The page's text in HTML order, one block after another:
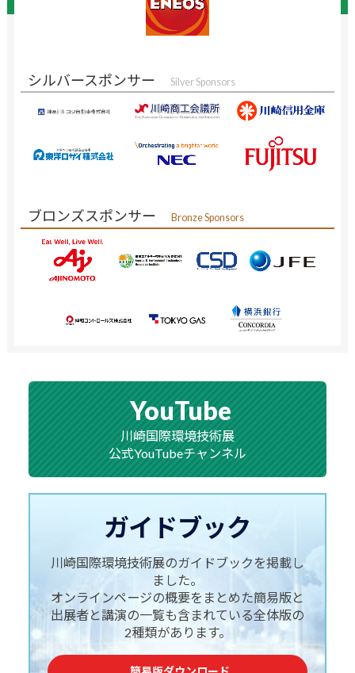
シルバースポンサー Silver Sponsors
ブロンズスポンサー Bronze Sponsors
YouTube
川崎国際環境技術展
公式YouTubeチャンネル
ガイドブック
川崎国際環境技術展のガイドブックを掲載し
ました。
オンラインページの概要をまとめた簡易版と
出展者と講演の一覧も含まれている全体版の
2種類があります。